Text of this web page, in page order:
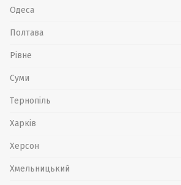
Одеса
Полтава
Рівне
Суми
Тернопіль
Харків
Херсон
Хмельницький